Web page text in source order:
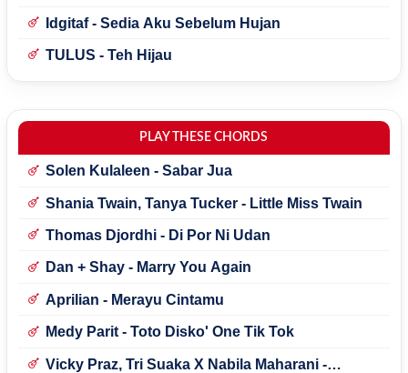
Idgitaf - Sedia Aku Sebelum Hujan
TULUS - Teh Hijau
PLAY THESE CHORDS
Solen Kulaleen - Sabar Jua
Shania Twain, Tanya Tucker - Little Miss Twain
Thomas Djordhi - Di Por Ni Udan
Dan + Shay - Marry You Again
Aprilian - Merayu Cintamu
Medy Parit - Toto Disko' One Tik Tok
Vicky Praz, Tri Suaka X Nabila Maharani -